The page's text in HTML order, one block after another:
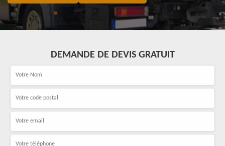
DEMANDE DE DEVIS GRATUIT